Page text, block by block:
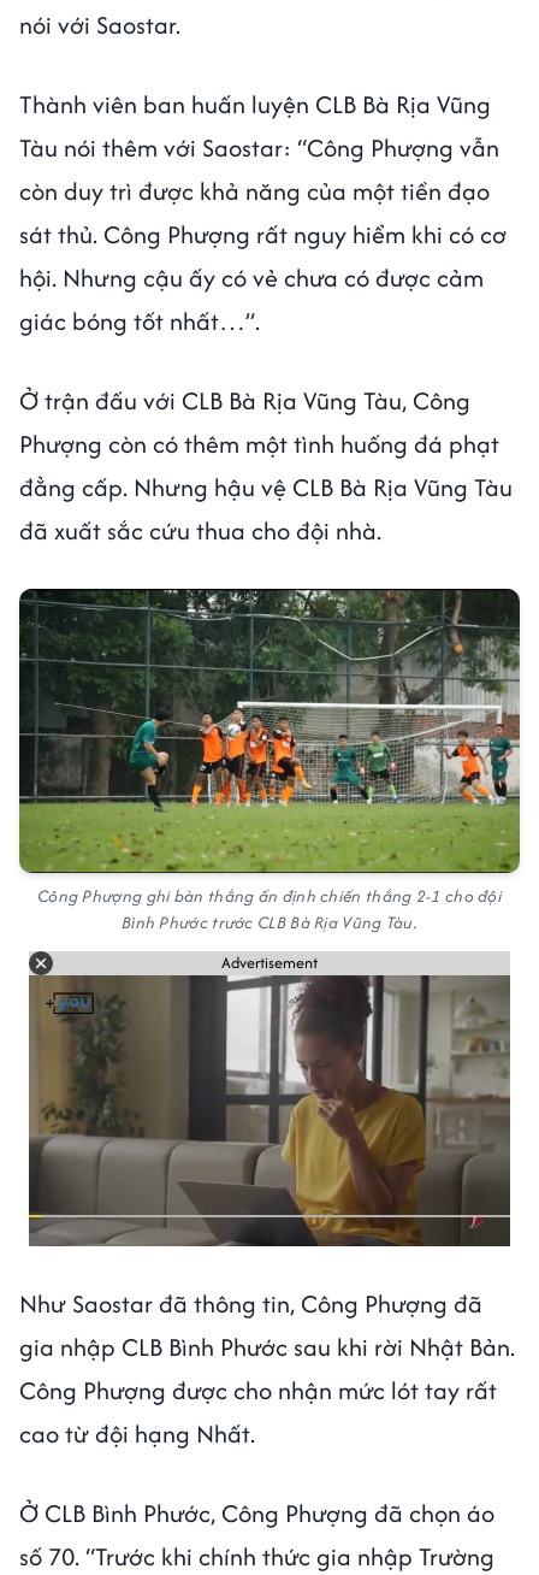
nói với Saostar.
Thành viên ban huấn luyện CLB Bà Rịa Vũng
Tàu nói thêm với Saostar: “Công Phượng vẫn
còn duy trì được khả năng của một tiền đạo
sát thủ. Công Phượng rất nguy hiểm khi có cơ
hội. Nhưng cậu ấy có vẻ chưa có được cảm
giác bóng tốt nhất…”.
Ở trận đấu với CLB Bà Rịa Vũng Tàu, Công
Phượng còn có thêm một tình huống đá phạt
đẳng cấp. Nhưng hậu vệ CLB Bà Rịa Vũng Tàu
đã xuất sắc cứu thua cho đội nhà.
Công Phượng ghi bàn thắng ấn định chiến thắng 2-1 cho đội
Bình Phước trước CLB Bà Rịa Vũng Tàu.
Advertisement
Như Saostar đã thông tin, Công Phượng đã
gia nhập CLB Bình Phước sau khi rời Nhật Bản.
Công Phượng được cho nhận mức lót tay rất
cao từ đội hạng Nhất.
Ở CLB Bình Phước, Công Phượng đã chọn áo
số 70. “Trước khi chính thức gia nhập Trường